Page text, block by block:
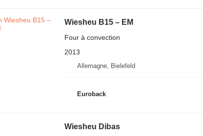
Wiesheu B15 – EM
Four à convection
2013
Allemagne, Bielefeld
Euroback
Wiesheu Dibas